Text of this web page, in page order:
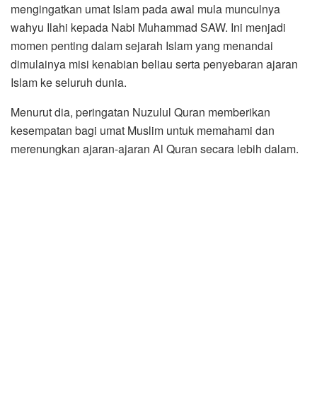
mengingatkan umat Islam pada awal mula munculnya
wahyu Ilahi kepada Nabi Muhammad SAW. Ini menjadi
momen penting dalam sejarah Islam yang menandai
dimulainya misi kenabian beliau serta penyebaran ajaran
Islam ke seluruh dunia.
Menurut dia, peringatan Nuzulul Quran memberikan
kesempatan bagi umat Muslim untuk memahami dan
merenungkan ajaran-ajaran Al Quran secara lebih dalam.